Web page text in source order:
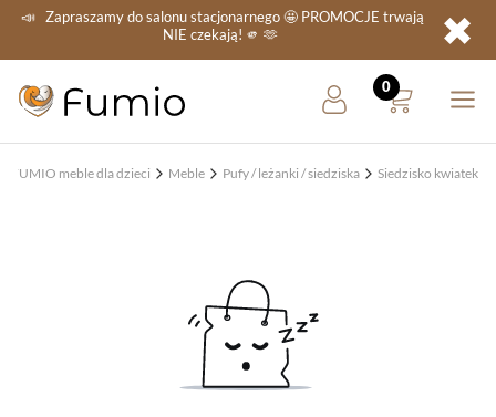
📣 Zapraszamy do salonu stacjonarnego🤩 PROMOCJE trwają
NIE czekają! 🫵 🫶 ✖
FUMIO meble dla dzieci Meble Pufy / leżanki / siedziska Siedzisko kwiatek